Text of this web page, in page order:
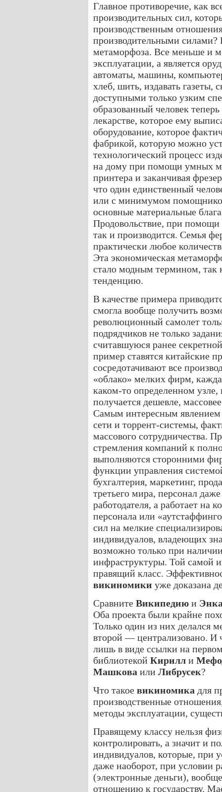
Главное противоречие, как
производительных сил,
производственным
производительными силами?
метаморфоза. Все меньше и
эксплуатации, а является
автоматы, машины,
хлеб, шить, издавать газеты,
доступными только узким
образованный человек
лекарстве, которое ему
оборудование, которое
фабрикой, которую можно
технологический процесс
на дому при помощи умных
принтера и заканчивая
что один единственный
или с минимумом
основные материальные
Продовольствие, при
так и производится. Семья
практически любое
Эта экономическая
стало модным термином, так
тенденцию.
В качестве примера
смогла вообще получить
революционный самолет
подрядчиков не только
считавшуюся ранее
пример ставятся китайские
сосредотачивают все
«облако» мелких фирм,
каком-то определенном узле,
получается дешевле,
Самым интересным
сети и торрент-системы,
массового сотрудничества.
стремления компаний к
выполняются сторонними
функции управления
бухгалтерия, маркетинг,
третьего мира, персонал
работодателя, а работает на
персонала или
сил на мелкие
индивидуалов, владеющих
возможно только при
инфраструктуры. Той самой
правящий класс.
викиномики уже доказана
Сравните Википедию и
Оба проекта были крайне
Только один из них делался
второй — централизовано. И
лишь в виде ссылки на
библиотекой Кирилл и
Машкова или Либрусек?
Что такое викиномика для
производственные
методы эксплуатации,
Правящему классу нельзя
контролировать, а значит и
индивидуалов, которые, при
даже наоборот, при условии
(электронные деньги),
отношению к государству.